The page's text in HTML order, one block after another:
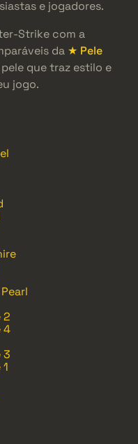
e jogadores.
Strike com a
da ★ Pele
pele que traz estilo e
jogo.
2
4
3